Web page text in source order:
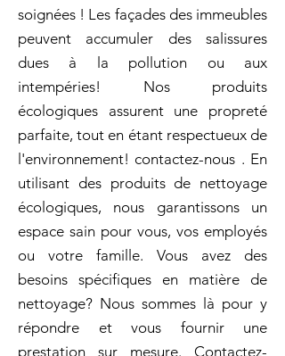
soignées ! Les façades des immeubles
peuvent accumuler des salissures
dues à la pollution ou aux
intempéries! Nos produits
écologiques assurent une propreté
parfaite, tout en étant respectueux de
l'environnement! contactez-nous . En
utilisant des produits de nettoyage
écologiques, nous garantissons un
espace sain pour vous, vos employés
ou votre famille. Vous avez des
besoins spécifiques en matière de
nettoyage? Nous sommes là pour y
répondre et vous fournir une
prestation sur mesure. Contactez-